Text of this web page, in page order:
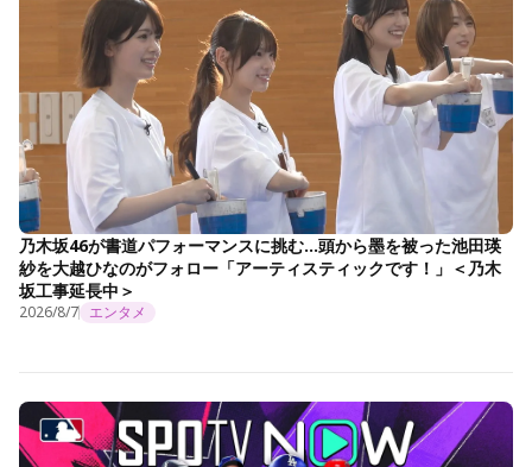
乃木坂46が書道パフォーマンスに挑む…頭から墨を被った池田瑛
紗を大越ひなのがフォロー「アーティスティックです！」＜乃木
坂工事延長中＞
2026/8/7 エンタメ